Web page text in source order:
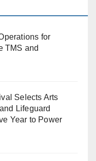
for
TMS and
Selects Arts
Lifeguard
Year to Power